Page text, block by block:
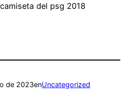
de 2023enUncategorized